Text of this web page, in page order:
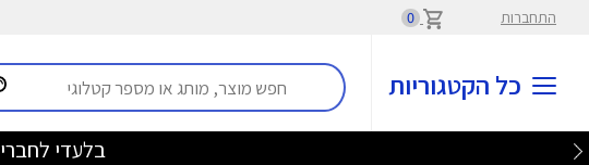
התחברות 0
כל הקטגוריות
בלעדי לחברי MyBUG! מגוון מקלדות AULA ב-20% הנחה >>>